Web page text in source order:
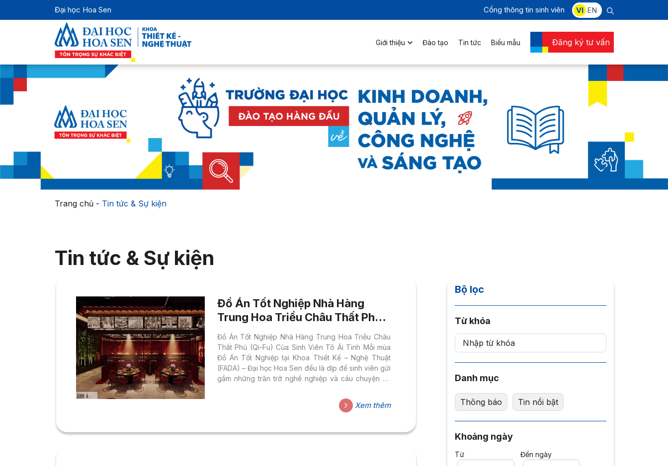
Đại học Hoa Sen Cổng thông tin sinh viên VI EN
Giới thiệu Đào tạo Tin tức Biểu mẫu Đăng ký tư vấn
Trang chủ- Tin tức & Sự kiện
Tin tức & Sự kiện
Đồ Án Tốt Nghiệp Nhà Hàng
Trung Hoa Triều Châu Thất Phủ
Của Sinh Viên Tô Ái Tinh
Đồ Án Tốt Nghiệp Nhà Hàng Trung Hoa Triều Châu
Thất Phủ (Qi-Fu) Của Sinh Viên Tô Ái Tinh Mỗi mùa
Đồ Án Tốt Nghiệp tại Khoa Thiết Kế – Nghệ Thuật
(FADA) – Đại học Hoa Sen đều là dịp để sinh viên gửi
gắm những trăn trở nghề nghiệp và câu chuyện cá
nghiệp năm nay, đề tài “Nhà hàng Trung Hoa – Triều
Châu Thất Phủ (Qi-Fu)” của sinh viên Tô Ái Tinh,
trình đầy cảm xúc...
Xem thêm
Bộ lọc
Từ khóa
Danh mục
Thông báo Tin nổi bật
Khoảng ngày
Từ Đến ngày